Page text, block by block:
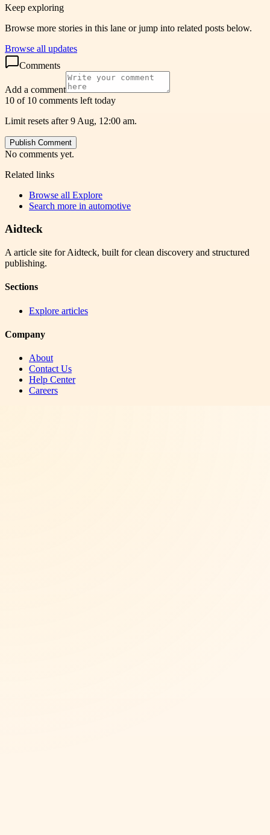
Keep exploring
Browse more stories in this lane or jump into related posts below.
Browse all updates
Comments
Add a comment
10 of 10 comments left today
Limit resets after 9 Aug, 12:00 am.
Publish Comment
No comments yet.
Related links
Browse all Explore
Search more in automotive
Aidteck
A article site for Aidteck, built for clean discovery and structured
publishing.
Sections
Explore articles
Company
About
Contact Us
Help Center
Careers